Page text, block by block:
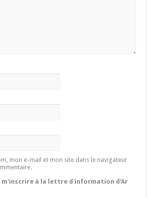
mon e-mail et mon site dans le navigateur
m'inscrire à la lettre d'information d'Ar